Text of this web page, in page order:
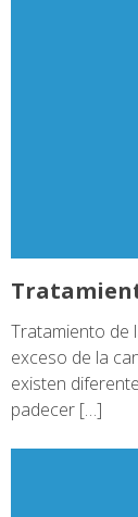
Tratamiento de
exceso de la
existen
padecer […]